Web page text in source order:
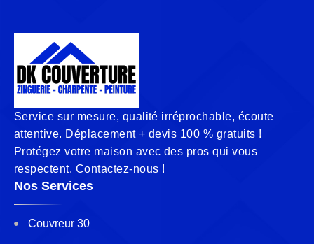
Service sur mesure, qualité irréprochable, écoute
attentive. Déplacement + devis 100 % gratuits !
Protégez votre maison avec des pros qui vous
respectent. Contactez-nous !
Nos Services
Couvreur 30